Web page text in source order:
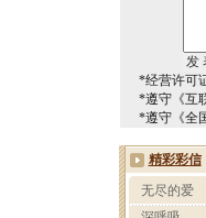
*经营许可
*遵守《互
*遵守《全